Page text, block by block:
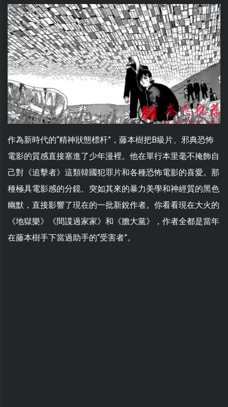
作為新時代的“精神狀態標杆”，藤本樹把B級片、邪典恐怖
電影的質感直接塞進了少年漫裡。他在單行本里毫不掩飾自
己對《追擊者》這類韓國犯罪片和各種恐怖電影的喜愛。那
種極具電影感的分鏡、突如其來的暴力美學和神經質的黑色
幽默，直接影響了現在的一批新銳作者。你看看現在大火的
《地獄樂》《間諜過家家》和《膽大黨》，作者全都是當年
在藤本樹手下當過助手的“受害者”。